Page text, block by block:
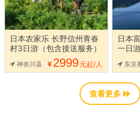
日本农家乐 长野信州青春
村3日游（包含接送服务）
神奈川县 2999元起/人
日本
一日
东京
查看更多